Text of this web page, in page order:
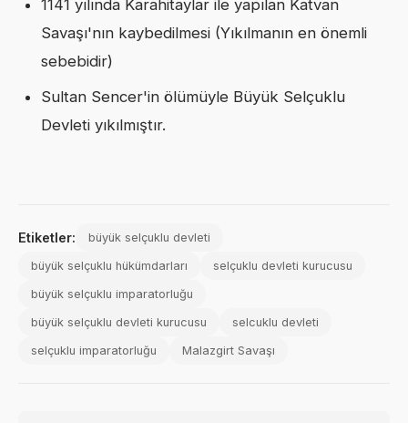
1141 yılında Karahitaylar ile yapılan Katvan
Savaşı'nın kaybedilmesi (Yıkılmanın en önemli
sebebidir)
Sultan Sencer'in ölümüyle Büyük Selçuklu
Devleti yıkılmıştır.
Etiketler: büyük selçuklu devleti
büyük selçuklu hükümdarları selçuklu devleti kurucusu
büyük selçuklu imparatorluğu
büyük selçuklu devleti kurucusu selcuklu devleti
selçuklu imparatorluğu Malazgirt Savaşı